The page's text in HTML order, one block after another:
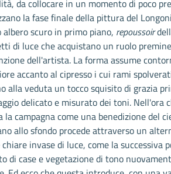
da collocare in un momento di poco
la fase finale della pittura del
scuro in primo piano, repoussoir
di luce che acquistano un ruolo
dell'artista. La forma assume
accanto al cipresso i cui rami
alla veduta un tocco squisito di grazia
delicato e misurato dei toni. Nell'ora
campagna come una benedizione del
allo sfondo procede attraverso un
invase di luce, come la successiva
di case e vegetazione di tono